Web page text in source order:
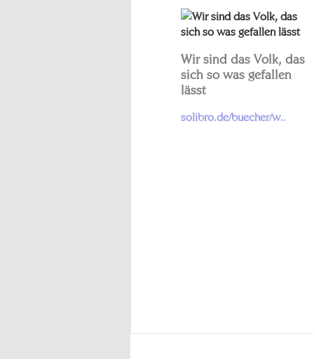
Wir sind das Volk, das
sich so was gefallen
lässt
solibro.de/buecher/w..